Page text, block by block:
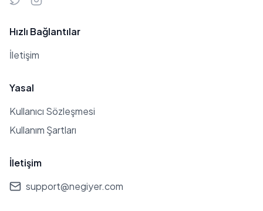
Hızlı Bağlantılar
İletişim
Yasal
Kullanıcı Sözleşmesi
Kullanım Şartları
İletişim
support@negiyer.com